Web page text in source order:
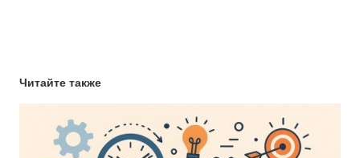
Читайте также